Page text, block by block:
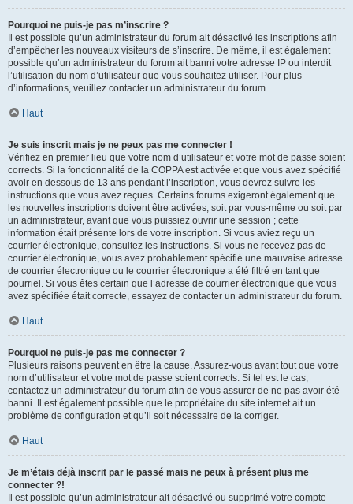
Pourquoi ne puis-je pas m’inscrire ?
Il est possible qu’un administrateur du forum ait désactivé les inscriptions afin
d’empêcher les nouveaux visiteurs de s’inscrire. De même, il est également
possible qu’un administrateur du forum ait banni votre adresse IP ou interdit
l’utilisation du nom d’utilisateur que vous souhaitez utiliser. Pour plus
d’informations, veuillez contacter un administrateur du forum.
Haut
Je suis inscrit mais je ne peux pas me connecter !
Vérifiez en premier lieu que votre nom d’utilisateur et votre mot de passe soient
corrects. Si la fonctionnalité de la COPPA est activée et que vous avez spécifié
avoir en dessous de 13 ans pendant l’inscription, vous devrez suivre les
instructions que vous avez reçues. Certains forums exigeront également que
les nouvelles inscriptions doivent être activées, soit par vous-même ou soit par
un administrateur, avant que vous puissiez ouvrir une session ; cette
information était présente lors de votre inscription. Si vous aviez reçu un
courrier électronique, consultez les instructions. Si vous ne recevez pas de
courrier électronique, vous avez probablement spécifié une mauvaise adresse
de courrier électronique ou le courrier électronique a été filtré en tant que
pourriel. Si vous êtes certain que l’adresse de courrier électronique que vous
avez spécifiée était correcte, essayez de contacter un administrateur du forum.
Haut
Pourquoi ne puis-je pas me connecter ?
Plusieurs raisons peuvent en être la cause. Assurez-vous avant tout que votre
nom d’utilisateur et votre mot de passe soient corrects. Si tel est le cas,
contactez un administrateur du forum afin de vous assurer de ne pas avoir été
banni. Il est également possible que le propriétaire du site internet ait un
problème de configuration et qu’il soit nécessaire de la corriger.
Haut
Je m’étais déjà inscrit par le passé mais ne peux à présent plus me
connecter ?!
Il est possible qu’un administrateur ait désactivé ou supprimé votre compte